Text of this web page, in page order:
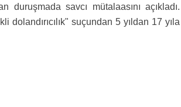
duruşmada savcı mütalaasını açıkladı.
suçundan 5 yıldan 17 yıla